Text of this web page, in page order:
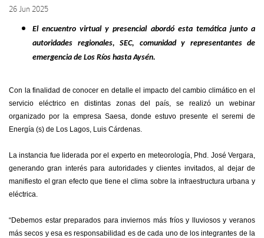
26 Jun 2025
El encuentro virtual y presencial abordó esta temática junto a
autoridades regionales, SEC, comunidad y representantes de
emergencia de Los Ríos hasta Aysén.
Con la finalidad de conocer en detalle el impacto del cambio climático en el
servicio eléctrico en distintas zonas del país, se realizó un webinar
organizado por la empresa Saesa, donde estuvo presente el seremi de
Energía (s) de Los Lagos, Luis Cárdenas.
La instancia fue liderada por el experto en meteorología, Phd. José Vergara,
generando gran interés para autoridades y clientes invitados, al dejar de
manifiesto el gran efecto que tiene el clima sobre la infraestructura urbana y
eléctrica.
“Debemos estar preparados para inviernos más fríos y lluviosos y veranos
más secos y esa es responsabilidad es de cada uno de los integrantes de la